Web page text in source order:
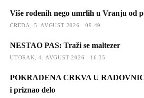
Više rođenih nego umrlih u Vranju od
CREDA, 5. AVGUST 2026 : 09:49
NESTAO PAS: Traži se maltezer
UTORAK, 4. AVGUST 2026 : 16:35
POKRADENA CRKVA U
i priznao delo